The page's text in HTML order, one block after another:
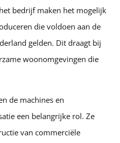
bedrijf maken het mogelijk
die voldoen aan de
gelden. Dit draagt bij
woonomgevingen die
de machines en
een belangrijke rol. Ze
van commerciële